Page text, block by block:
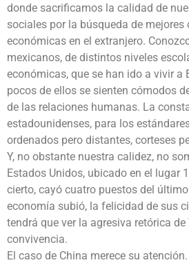
donde sacrificamos la calidad de
sociales por la búsqueda de mejores
económicas en el extranjero.
mexicanos, de distintos niveles
económicas, que se han ido a vivir a
pocos de ellos se sienten cómodos
de las relaciones humanas. La
estadounidenses, para los
ordenados pero distantes, corteses
Y, no obstante nuestra calidez, no
Estados Unidos, ubicado en el lugar
cierto, cayó cuatro puestos del
economía subió, la felicidad de sus
tendrá que ver la agresiva retórica de
convivencia.
El caso de China merece su